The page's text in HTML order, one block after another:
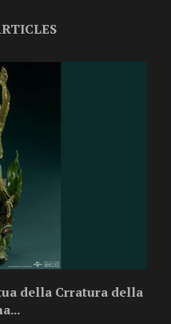
della Crratura della